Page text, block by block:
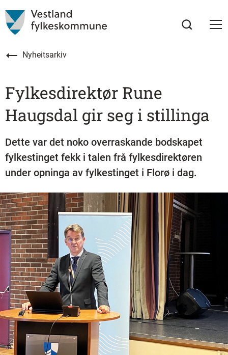
Nyheitsarkiv
Fylkesdirektør Rune
Haugsdal gir seg i stillinga
Dette var det noko overraskande bodskapet
fylkestinget fekk i talen frå fylkesdirektøren
under opninga av fylkestinget i Florø i dag.